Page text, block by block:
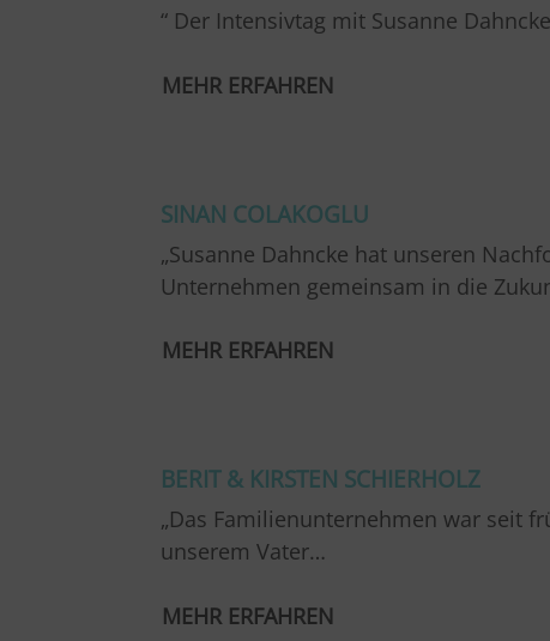
“ Der Intensivtag mit Susanne
MEHR ERFAHREN
SINAN COLAKOGLU
„Susanne Dahncke hat unseren
Unternehmen gemeinsam in die
MEHR ERFAHREN
BERIT & KIRSTEN SCHIERHOLZ
„Das Familienunternehmen war seit
unserem Vater…
MEHR ERFAHREN